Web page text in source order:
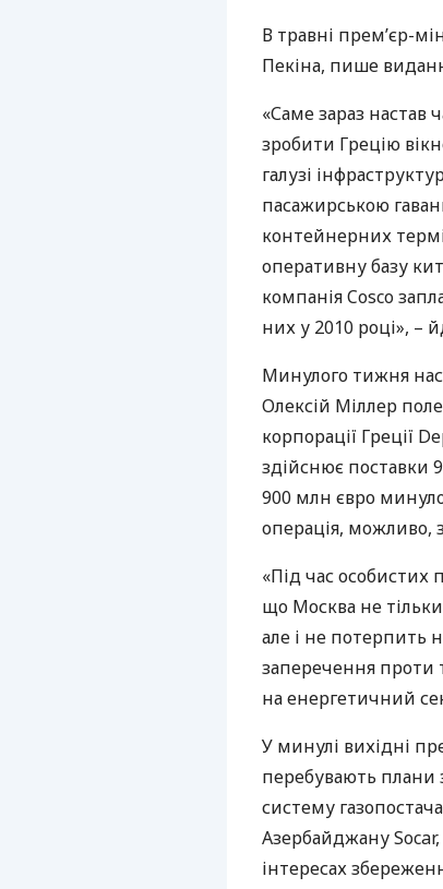
В травні прем’єр-
Пекіна, пише
«Саме зараз настав
зробити Грецію
галузі
пасажирською
контейнерних
оперативну базу
компанія Cosco
них у 2010 році», –
Минулого тижня
Олексій Міллер
корпорації Греції
здійснює поставки
900 млн євро
операція, можливо,
«Під час особистих
що Москва не
але і не потерпить
заперечення проти
на енергетичний
У минулі вихідні
перебувають плани
систему
Азербайджану
інтересах